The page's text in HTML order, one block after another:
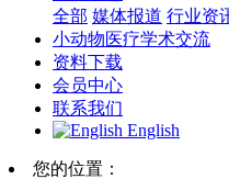
全部 媒体报道 行业资
小动物医疗学术交流
资料下载
会员中心
联系我们
English
您的位置：